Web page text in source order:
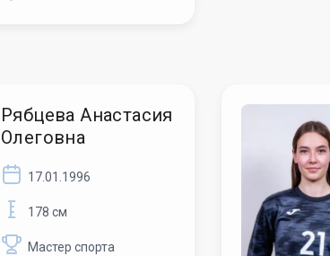
Рябцева Анастасия
Олеговна
17.01.1996
178 см
Мастер спорта